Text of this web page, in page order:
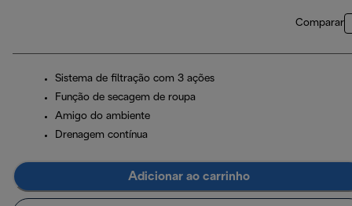
Comparar
Sistema de filtração com 3 ações
Função de secagem de roupa
Amigo do ambiente
Drenagem contínua
Adicionar ao carrinho